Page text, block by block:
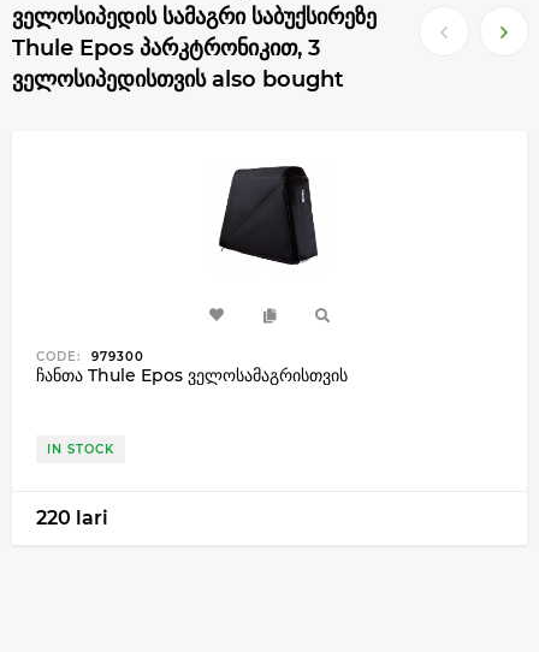
ველოსიპედის სამაგრი საბუქსირეზე
Thule Epos პარკტრონიკით, 3
ველოსიპედისთვის also bought
CODE: 979300
ჩანთა Thule Epos ველოსამაგრისთვის
IN STOCK
220 lari